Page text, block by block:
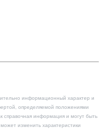
информационный характер и
определяемой положениями
справочная информация и могут быть
изменить характеристики